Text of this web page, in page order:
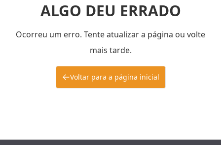
ALGO DEU ERRADO
Ocorreu um erro. Tente atualizar a página ou volte
mais tarde.
Voltar para a página inicial